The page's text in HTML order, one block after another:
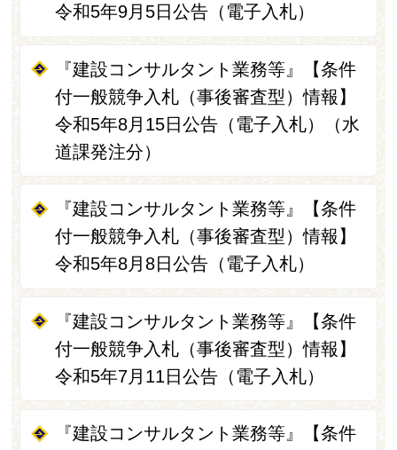
令和5年9月5日公告（電子入札）
『建設コンサルタント業務等』【条件
付一般競争入札（事後審査型）情報】
令和5年8月15日公告（電子入札）（水
道課発注分）
『建設コンサルタント業務等』【条件
付一般競争入札（事後審査型）情報】
令和5年8月8日公告（電子入札）
『建設コンサルタント業務等』【条件
付一般競争入札（事後審査型）情報】
令和5年7月11日公告（電子入札）
『建設コンサルタント業務等』【条件